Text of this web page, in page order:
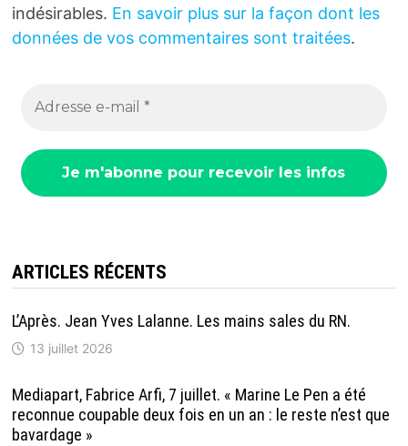
indésirables. En savoir plus sur la façon dont les
données de vos commentaires sont traitées.
ARTICLES RÉCENTS
L’Après. Jean Yves Lalanne. Les mains sales du RN.
13 juillet 2026
Mediapart, Fabrice Arfi, 7 juillet. « Marine Le Pen a été
reconnue coupable deux fois en un an : le reste n’est que
bavardage »